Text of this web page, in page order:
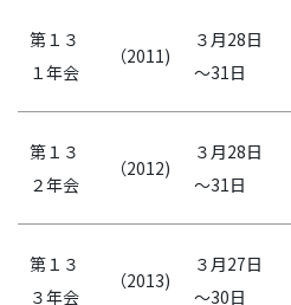
第１３
１年会
（2011)
３月28日
～31日
第１３
２年会
（2012)
３月28日
～31日
第１３
３年会
（2013)
３月27日
～30日